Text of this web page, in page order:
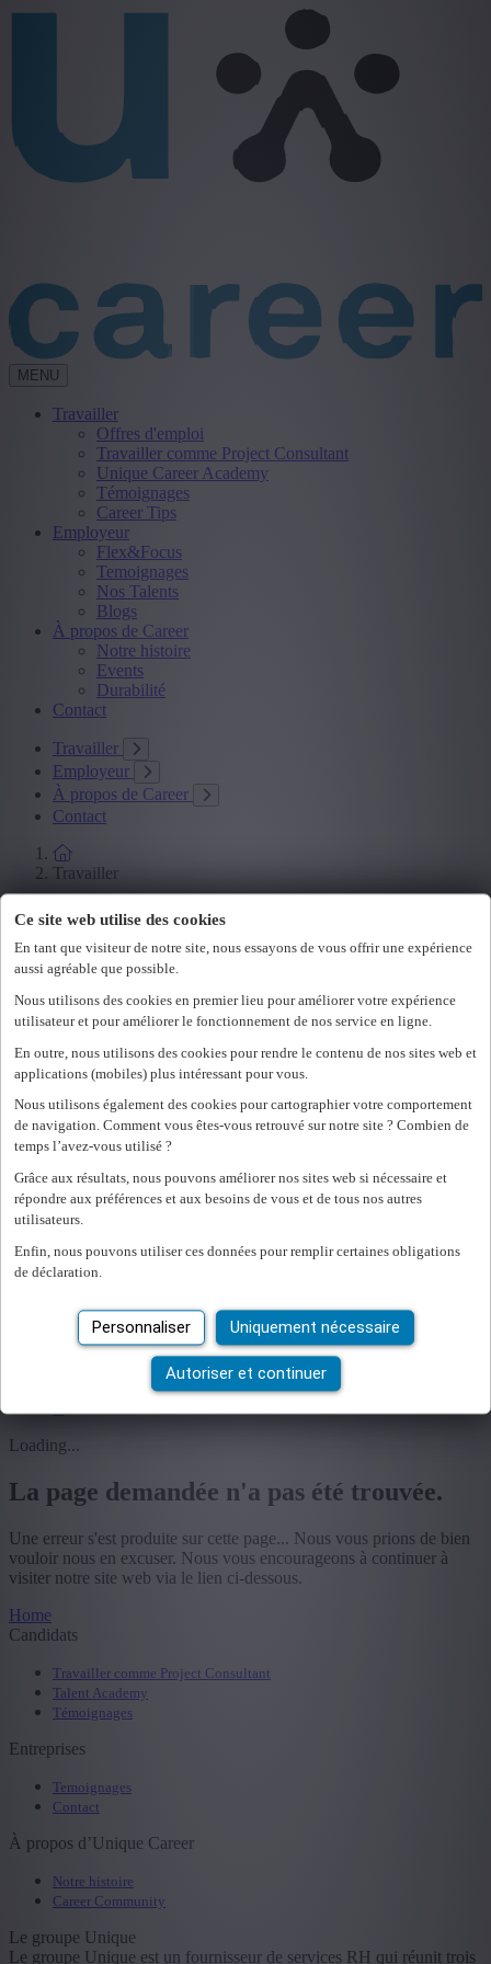
Ce site web utilise des cookies
En tant que visiteur de notre site, nous essayons de vous offrir une expérience
aussi agréable que possible.
Nous utilisons des cookies en premier lieu pour améliorer votre expérience
utilisateur et pour améliorer le fonctionnement de nos service en ligne.
En outre, nous utilisons des cookies pour rendre le contenu de nos sites web et
applications (mobiles) plus intéressant pour vous.
Nous utilisons également des cookies pour cartographier votre comportement
de navigation. Comment vous êtes-vous retrouvé sur notre site ? Combien de
temps l’avez-vous utilisé ?
Grâce aux résultats, nous pouvons améliorer nos sites web si nécessaire et
répondre aux préférences et aux besoins de vous et de tous nos autres
utilisateurs.
Enfin, nous pouvons utiliser ces données pour remplir certaines obligations
de déclaration.
Personnaliser Uniquement nécessaire
Autoriser et continuer
MENU
Travailler
Offres d'emploi
Travailler comme Project Consultant
Unique Career Academy
Témoignages
Career Tips
Employeur
Flex&Focus
Temoignages
Nos Talents
Blogs
À propos de Career
Notre histoire
Events
Durabilité
Contact
Travailler
Employeur
À propos de Career
Contact
Travailler
Travailler comme Project Consultant
Unique Career Academy
Témoignages
Career Tips
Employeur
Flex&Focus
Temoignages
Nos Talents
Blogs
À propos de Career
Notre histoire
Durabilité
Loading...
La page demandée n'a pas été trouvée.
Une erreur s'est produite sur cette page... Nous vous prions de bien
vouloir nous en excuser. Nous vous encourageons à continuer à
visiter notre site web via le lien ci-dessous.
Home
Candidats
Travailler comme Project Consultant
Talent Academy
Témoignages
Entreprises
Temoignages
Contact
À propos d’Unique Career
Notre histoire
Career Community
Le groupe Unique
Le groupe Unique est un fournisseur de services RH qui réunit trois